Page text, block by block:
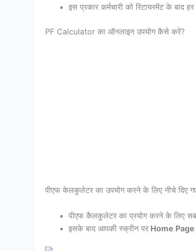
इस प्रकार कर्मचारी को रिटायरमेंट के बाद
PF Calculator का ऑनलाइन उपयोग कैसे करें?
पीएफ केलकुलेटर का उपयोग करने के लिए नीचे दिए
पीएफ कैलकुलेटर का प्रयोग करने के लिए
इसके बाद आपकी स्क्रीन पर Home Page